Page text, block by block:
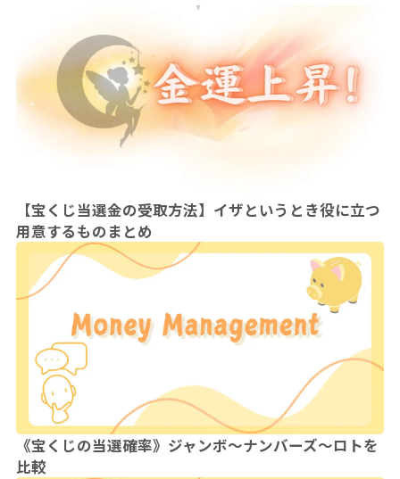
【宝くじ当選金の受取方法】イザというとき役に立つ
用意するものまとめ
《宝くじの当選確率》ジャンボ〜ナンバーズ〜ロトを
比較